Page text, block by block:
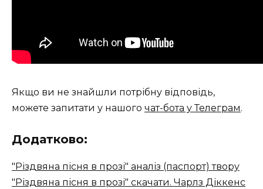
Якщо ви не знайшли потрібну відповідь,
можете запитати у нашого чат-бота у Телеграм.
Додатково:
"Різдвяна пісня в прозі" аналіз (паспорт) твору
"Різдвяна пісня в прозі" скачати. Чарлз Діккенс